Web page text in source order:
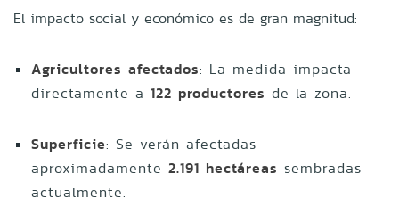
El impacto social y económico es de gran magnitud:
Agricultores afectados: La medida impacta
directamente a 122 productores de la zona.
Superficie: Se verán afectadas
aproximadamente 2.191 hectáreas sembradas
actualmente.